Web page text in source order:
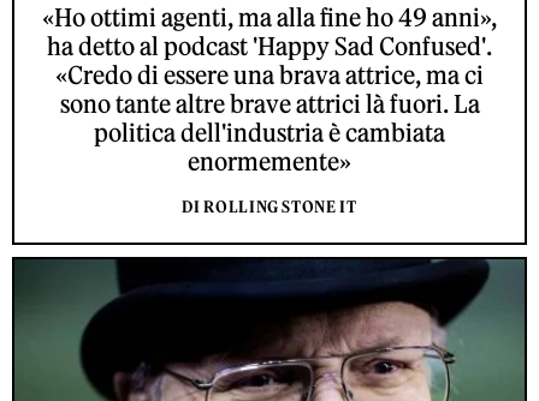
«Ho ottimi agenti, ma alla fine ho 49 anni»,
ha detto al podcast 'Happy Sad Confused'.
«Credo di essere una brava attrice, ma ci
sono tante altre brave attrici là fuori. La
politica dell'industria è cambiata
enormemente»
DI ROLLING STONE IT